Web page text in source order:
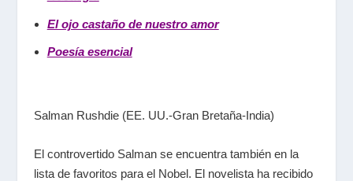
El ojo castaño de nuestro amor
Poesía esencial
Salman Rushdie (EE. UU.-Gran Bretaña-India)
El controvertido Salman se encuentra también en la
lista de favoritos para el Nobel. El novelista ha recibido